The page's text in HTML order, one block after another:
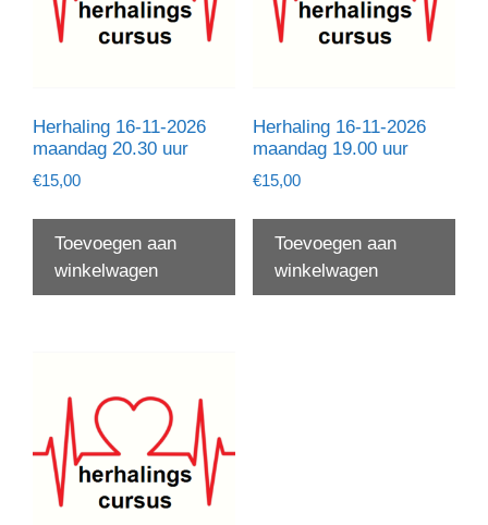
Herhaling 16-11-2026
maandag 20.30 uur
€15,00
Toevoegen aan
winkelwagen
Herhaling 16-11-2026
maandag 19.00 uur
€15,00
Toevoegen aan
winkelwagen